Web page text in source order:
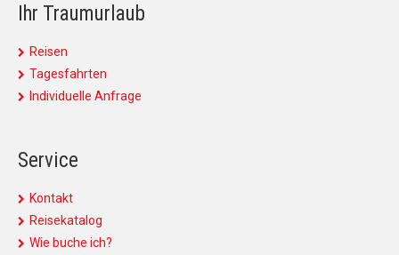
Ihr Traumurlaub
Reisen
Tagesfahrten
Individuelle Anfrage
Service
Kontakt
Reisekatalog
Wie buche ich?